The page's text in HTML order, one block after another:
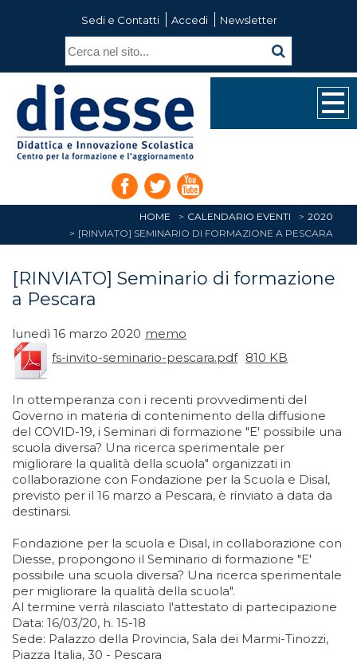
Sedi e Contatti Accedi Newsletter
HOME CALENDARIO EVENTI
2020
[RINVIATO] SEMINARIO DI FORMAZIONE A PESCARA
[RINVIATO] Seminario di formazione
a Pescara
lunedì 16 marzo 2020 memo
fs-invito-seminario-pescara.pdf 810 KB
In ottemperanza con i recenti provvedimenti del
Governo in materia di contenimento della diffusione
del COVID-19, i Seminari di formazione "E' possibile una
scuola diversa? Una ricerca sperimentale per
migliorare la qualità della scuola" organizzati in
collaborazione con Fondazione per la Scuola e Disal,
previsto per il 16 marzo a Pescara, è rinviato a data da
destinarsi.
Fondazione per la scuola e Disal, in collaborazione con
Diesse, propongono il Seminario di formazione "E'
possibile una scuola diversa? Una ricerca sperimentale
per migliorare la qualità della scuola".
Al termine verrà rilasciato l'attestato di partecipazione
Data: 16/03/20, h. 15-18
Sede: Palazzo della Provincia, Sala dei Marmi-Tinozzi,
Piazza Italia, 30 - Pescara